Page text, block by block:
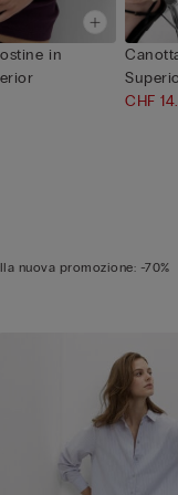
in
CHF
nuova promozione: -70%